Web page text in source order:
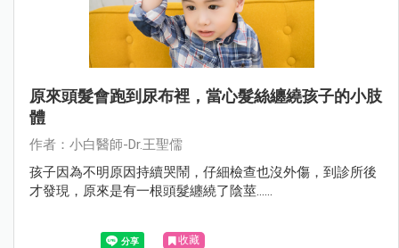
原來頭髮會跑到尿布裡，當心髮絲纏繞孩子的小肢
體
作者：小白醫師-Dr.王聖儒
孩子因為不明原因持續哭鬧，仔細檢查也沒外傷，到診所後
才發現，原來是有一根頭髮纏繞了陰莖......
收藏